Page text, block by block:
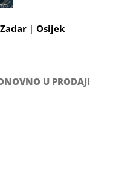
Zadar | Osijek
U PRODAJI